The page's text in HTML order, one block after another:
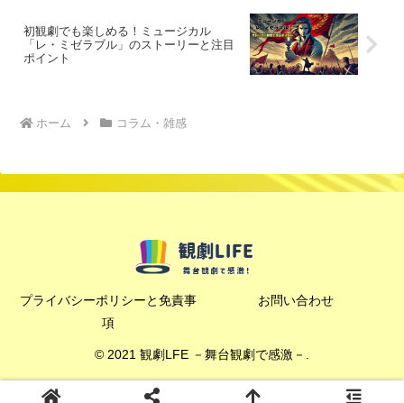
初観劇でも楽しめる！ミュージカル
「レ・ミゼラブル」のストーリーと注目
ポイント
ホーム コラム・雑感
プライバシーポリシーと免責事
項
お問い合わせ
© 2021 観劇LFE －舞台観劇で感激－.